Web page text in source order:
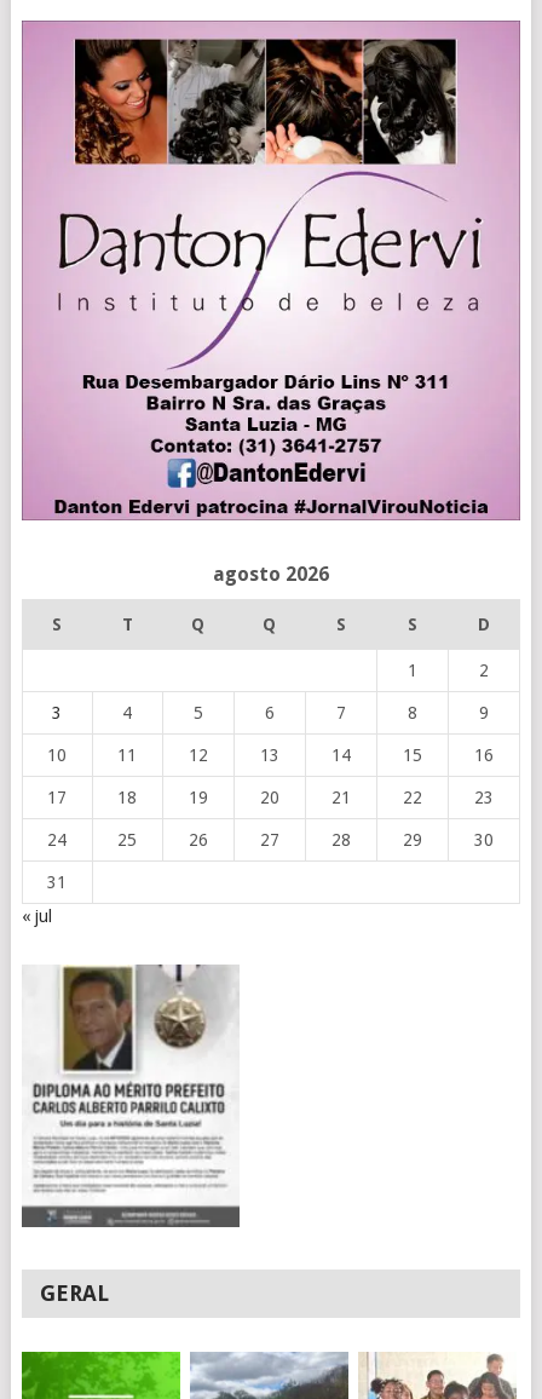
agosto 2026
S T Q Q S S D
1 2
3 4 5 6 7 8 9
10 11 12 13 14 15 16
17 18 19 20 21 22 23
24 25 26 27 28 29 30
31
« jul
GERAL